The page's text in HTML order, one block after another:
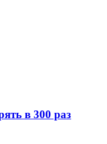
в 300 раз